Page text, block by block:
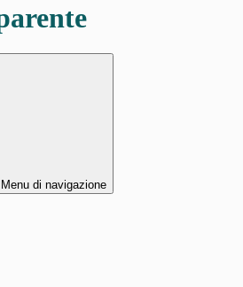
Menu di navigazione